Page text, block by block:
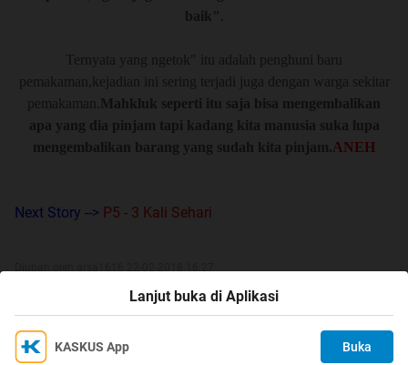
baik"
Ternyata yang ngetok" itu adalah penghuni baru
pemakaman,kejadian ini sering terjadi juga dengan warga sekitar
pemakaman.
Mahkluk seperti itu saja bisa mengembalikan
apa yang dia pinjam tapi kadang kita manusia suka lupa
mengembalikan barang yang sudah kita pinjam.ANEH
Next Story --> P5 - 3 Kali Sehari
Ikuti KASKUS di
Lanjut buka di Aplikasi
KASKUS App Buka